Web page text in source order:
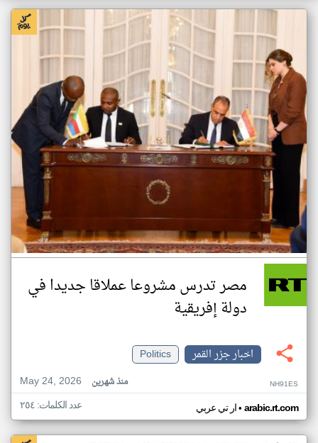
مصر تدرس مشروعا عملاقا جديدا في
دولة إفريقية
اخبار جزر القمر
Politics
May 24, 2026
منذ شهرين NH91ES
ار تي عربي• arabic.rt.com عدد الكلمات: ٢٥٤